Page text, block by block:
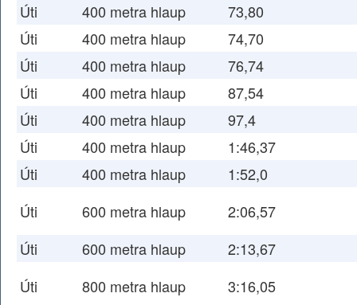
Úti
400 metra hlaup
73,80
Úti
400 metra hlaup
74,70
Úti
400 metra hlaup
76,74
Úti
400 metra hlaup
87,54
Úti
400 metra hlaup
97,4
Úti
400 metra hlaup
1:46,37
Úti
400 metra hlaup
1:52,0
Úti
600 metra hlaup
2:06,57
Úti
600 metra hlaup
2:13,67
Úti
800 metra hlaup
3:16,05